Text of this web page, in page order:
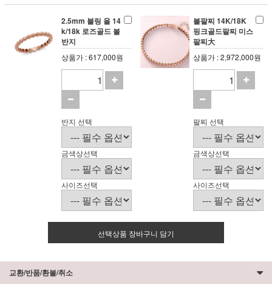
2.5mm 블링 올 14
k/18k 로즈골드 볼
반지
상품가 : 617,000원
반지 선택
금색상선택
사이즈선택
볼팔찌 14K/18K
핑크골드팔찌 미스
팔찌大
상품가 : 2,972,000원
팔찌 선택
금색상선택
사이즈선택
선택상품 장바구니 담기
교환/반품/환불/취소